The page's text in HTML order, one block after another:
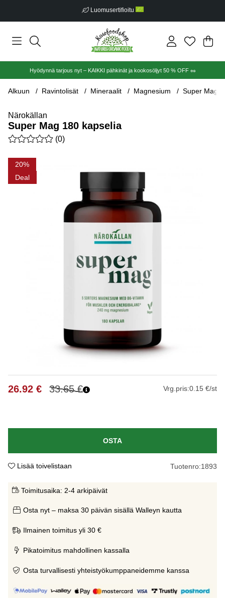
Luomusertifioitu
.
Hyödynnä tarjous nyt – KAIKKI pähkinät ja kookosöljyt 50 % OFF 🥜
Alkuun Ravintolisät Mineraalit Magnesium Super Mag
Närokällan
Super Mag 180 kapselia
Keskiarvoluokitus 0 / 5 Arvioiden määrä 0
(0)
20
Deal
Tuotekuvat Super Mag 180 kapselia
33.65€
26.92 € Vrg.pris:0.15 €/st
OSTA
Lisää toivelistaan Tuotenro:1893
Toimitusaika: 2-4 arkipäivät
Osta nyt – maksa 30 päivän sisällä Walleyn kautta
Ilmainen toimitus yli 30 €
Pikatoimitus mahdollinen kassalla
Osta turvallisesti yhteistyökumppaneidemme kanssa